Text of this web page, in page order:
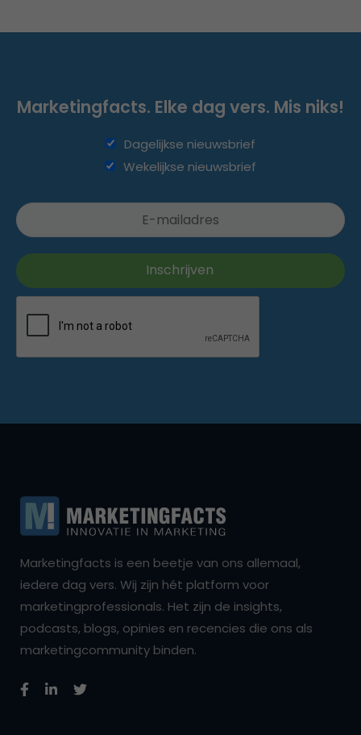
Marketingfacts. Elke dag vers. Mis niks!
Dagelijkse nieuwsbrief
Wekelijkse nieuwsbrief
Marketingfacts is een beetje van ons allemaal,
iedere dag vers. Wij zijn hét platform voor
marketingprofessionals. Het zijn de insights,
podcasts, blogs, opinies en recencies die ons als
marketingcommunity binden.